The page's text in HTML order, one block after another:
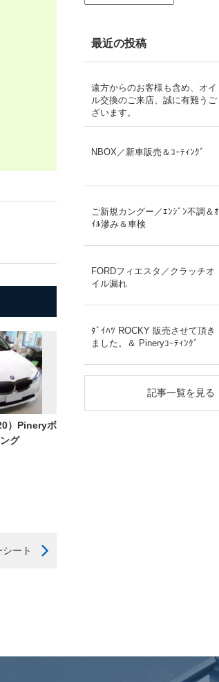
）Pineryボ
グ
ート
ー
ブ
最近の投稿
遠方からのお客様も含め、オイ
ル交換のご来店、誠に有難うご
ざいます。
NBOX／新車販売＆ｺｰﾃｨﾝｸﾞ
ご新規カングー／ｴﾝｼﾞﾝ不調＆ｵ
ｲﾙ滲み＆車検
FORDフィエスタ／クラッチオ
イル漏れ
ﾀﾞｲﾊﾂ ROCKY 販売させて頂き
ました。＆ Pineryｺｰﾃｨﾝｸﾞ
記事一覧を見る